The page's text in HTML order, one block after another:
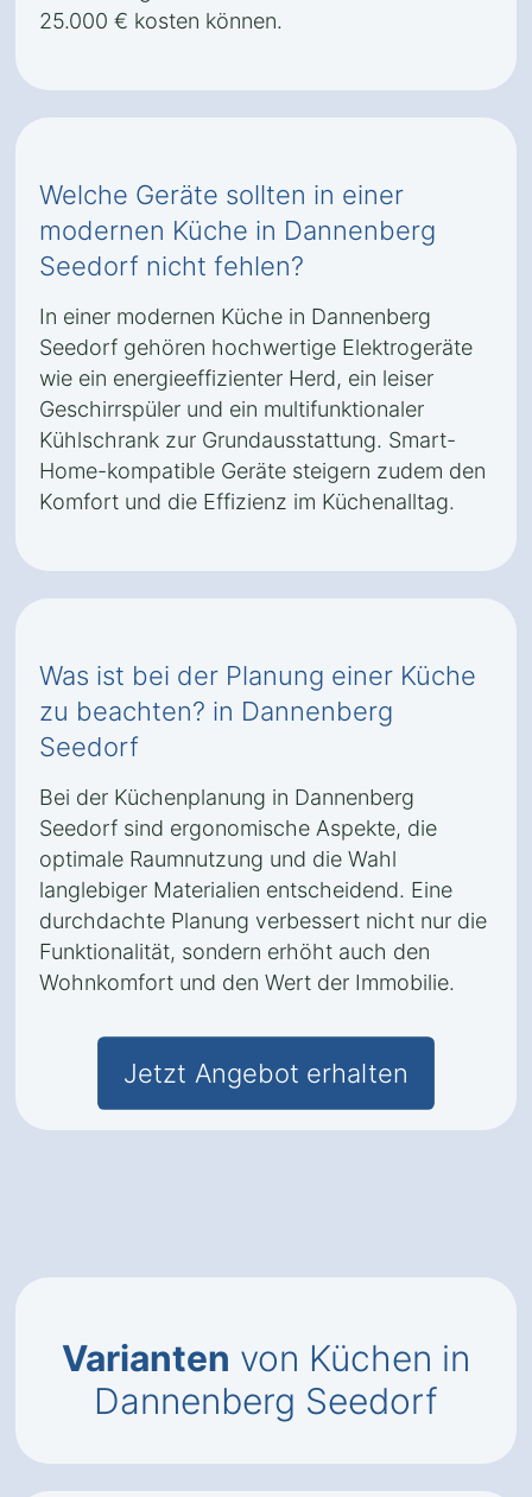
25.000 € kosten können.
Welche Geräte sollten in einer
modernen Küche in Dannenberg
Seedorf nicht fehlen?
In einer modernen Küche in Dannenberg
Seedorf gehören hochwertige Elektrogeräte
wie ein energieeffizienter Herd, ein leiser
Geschirrspüler und ein multifunktionaler
Kühlschrank zur Grundausstattung. Smart-
Home-kompatible Geräte steigern zudem den
Komfort und die Effizienz im Küchenalltag.
Was ist bei der Planung einer Küche
zu beachten? in Dannenberg
Seedorf
Bei der Küchenplanung in Dannenberg
Seedorf sind ergonomische Aspekte, die
optimale Raumnutzung und die Wahl
langlebiger Materialien entscheidend. Eine
durchdachte Planung verbessert nicht nur die
Funktionalität, sondern erhöht auch den
Wohnkomfort und den Wert der Immobilie.
Jetzt Angebot erhalten
Varianten von Küchen in
Dannenberg Seedorf